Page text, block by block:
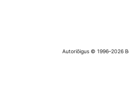
Autoriõigus © 1996–2026